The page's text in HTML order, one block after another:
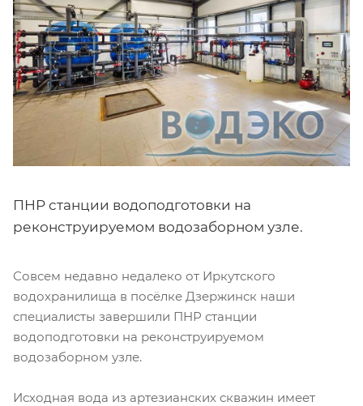
ПНР станции водоподготовки на
реконструируемом водозаборном узле.
Совсем недавно недалеко от Иркутского
водохранилища в посёлке Дзержинск наши
специалисты завершили ПНР станции
водоподготовки на реконструируемом
водозаборном узле.
Исходная вода из артезианских скважин имеет